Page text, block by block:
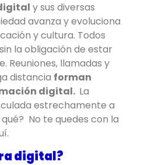
y sus diversas
avanza y evoluciona
y cultura. Todos
la obligación de estar
Reuniones, llamadas y
distancia forman
digital. La
estrechamente a
No te quedes con la
digital?